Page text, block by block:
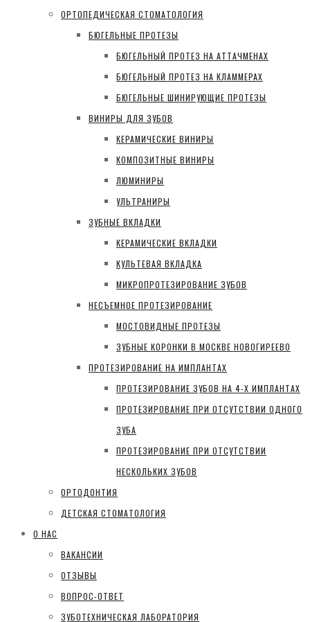
ОРТОПЕДИЧЕСКАЯ СТОМАТОЛОГИЯ
БЮГЕЛЬНЫЕ ПРОТЕЗЫ
БЮГЕЛЬНЫЙ ПРОТЕЗ НА АТТАЧМЕНАХ
БЮГЕЛЬНЫЙ ПРОТЕЗ НА КЛАММЕРАХ
БЮГЕЛЬНЫЕ ШИНИРУЮЩИЕ ПРОТЕЗЫ
ВИНИРЫ ДЛЯ ЗУБОВ
КЕРАМИЧЕСКИЕ ВИНИРЫ
КОМПОЗИТНЫЕ ВИНИРЫ
ЛЮМИНИРЫ
УЛЬТРАНИРЫ
ЗУБНЫЕ ВКЛАДКИ
КЕРАМИЧЕСКИЕ ВКЛАДКИ
КУЛЬТЕВАЯ ВКЛАДКА
МИКРОПРОТЕЗИРОВАНИЕ ЗУБОВ
НЕСЪЕМНОЕ ПРОТЕЗИРОВАНИЕ
МОСТОВИДНЫЕ ПРОТЕЗЫ
ЗУБНЫЕ КОРОНКИ В МОСКВЕ НОВОГИРЕЕВО
ПРОТЕЗИРОВАНИЕ НА ИМПЛАНТАХ
ПРОТЕЗИРОВАНИЕ ЗУБОВ НА 4-Х ИМПЛАНТАХ
ПРОТЕЗИРОВАНИЕ ПРИ ОТСУТСТВИИ ОДНОГО
ЗУБА
ПРОТЕЗИРОВАНИЕ ПРИ ОТСУТСТВИИ
НЕСКОЛЬКИХ ЗУБОВ
ОРТОДОНТИЯ
ДЕТСКАЯ СТОМАТОЛОГИЯ
О НАС
ВАКАНСИИ
ОТЗЫВЫ
ВОПРОС-ОТВЕТ
ЗУБОТЕХНИЧЕСКАЯ ЛАБОРАТОРИЯ